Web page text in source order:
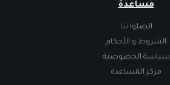
مساعدة
اتصلوا بنا
الشروط و الأحكام
سياسة الخصوصية
مركز المساعدة